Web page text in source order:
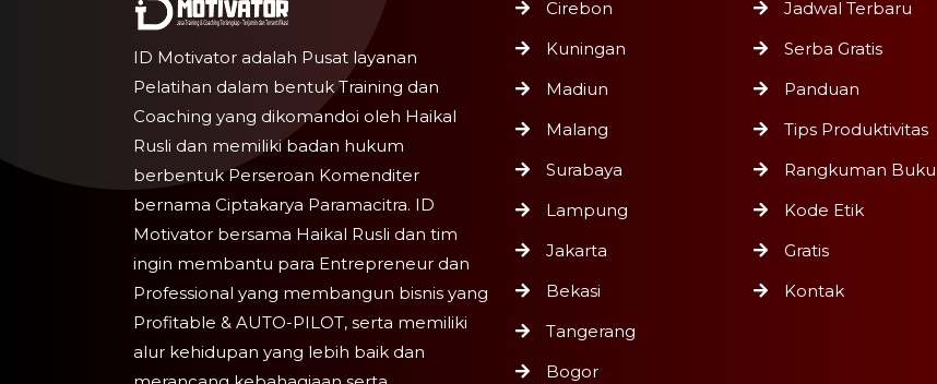
ID Motivator adalah Pusat layanan
Pelatihan dalam bentuk Training dan
Coaching yang dikomandoi oleh Haikal
Rusli dan memiliki badan hukum
berbentuk Perseroan Komenditer
bernama Ciptakarya Paramacitra. ID
Motivator bersama Haikal Rusli dan tim
ingin membantu para Entrepreneur dan
Professional yang membangun bisnis yang
Profitable & AUTO-PILOT, serta memiliki
alur kehidupan yang lebih baik dan
Cirebon
Kuningan
Madiun
Malang
Surabaya
Lampung
Jakarta
Bekasi
Tangerang
Bogor
Jadwal Terbaru
Serba Gratis
Panduan
Tips Produktivitas
Rangkuman Buku
Kode Etik
Gratis
Kontak